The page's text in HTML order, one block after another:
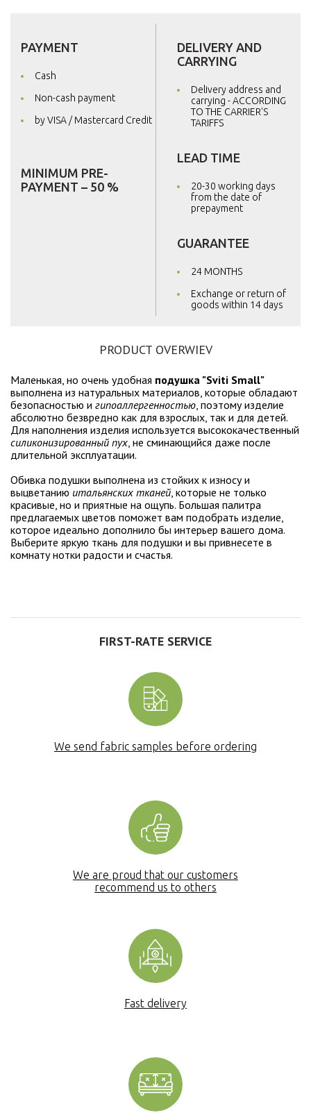
PAYMENT
Cash
Non-cash payment
by VISA / Mastercard Credit
MINIMUM PRE-
PAYMENT – 50 %
DELIVERY AND
CARRYING
Delivery address and
carrying - ACCORDING
TO THE CARRIER'S
TARIFFS
LEAD TIME
20-30 working days
from the date of
prepayment
GUARANTEE
24 MONTHS
Exchange or return of
goods within 14 days
PRODUCT OVERWIEV
Маленькая, но очень удобная подушка "Sviti Small"
выполнена из натуральных материалов, которые обладают
безопасностью и гипоаллергенностью , поэтому изделие
абсолютно безвредно как для взрослых, так и для детей.
Для наполнения изделия используется высококачественный
силиконизированный пух , не сминающийся даже после
длительной эксплуатации.
Обивка подушки выполнена из стойких к износу и
выцветанию итальянских тканей , которые не только
красивые, но и приятные на ощупь. Большая палитра
предлагаемых цветов поможет вам подобрать изделие,
которое идеально дополнило бы интерьер вашего дома.
Выберите яркую ткань для подушки и вы привнесете в
комнату нотки радости и счастья.
FIRST-RATE SERVICE
We send fabric samples before ordering
We are proud that our customers
recommend us to others
Fast delivery